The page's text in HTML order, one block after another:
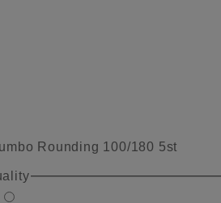
Rounding 100/180 5st